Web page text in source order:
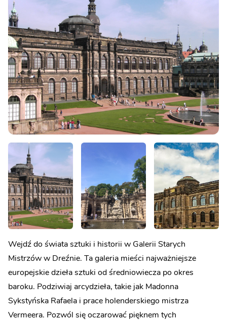
Wejdź do świata sztuki i historii w Galerii Starych
Mistrzów w Dreźnie. Ta galeria mieści najważniejsze
europejskie dzieła sztuki od średniowiecza po okres
baroku. Podziwiaj arcydzieła, takie jak Madonna
Sykstyńska Rafaela i prace holenderskiego mistrza
Vermeera. Pozwól się oczarować pięknem tych